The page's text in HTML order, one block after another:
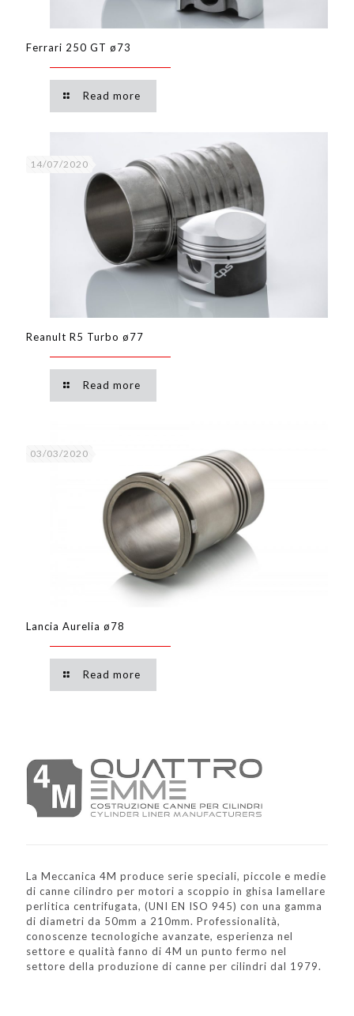
Ferrari 250 GT ø73
Read more
14/07/2020
Reanult R5 Turbo ø77
Read more
03/03/2020
Lancia Aurelia ø78
Read more
La Meccanica 4M produce serie speciali, piccole e medie
di canne cilindro per motori a scoppio in ghisa lamellare
perlitica centrifugata, (UNI EN ISO 945) con una gamma
di diametri da 50mm a 210mm. Professionalità,
conoscenze tecnologiche avanzate, esperienza nel
settore e qualità fanno di 4M un punto fermo nel
settore della produzione di canne per cilindri dal 1979.